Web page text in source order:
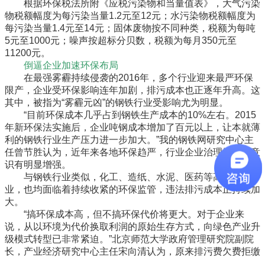
根据环保税法所附《应税污染物和当量值表》，大气污染
物税额幅度为每污染当量1.2元至12元；水污染物税额幅度为
每污染当量1.4元至14元；固体废物按不同种类，税额为每吨
5元至1000元；噪声按超标分贝数，税额为每月350元至
11200元。
倒逼企业加速环保布局
在最强雾霾持续侵袭的2016年，多个行业迎来最严环保
限产，企业受环保影响连年加剧，排污成本也正逐年升高。这
其中，被指为“雾霾元凶”的钢铁行业受影响尤为明显。
“目前环保成本几乎占到钢铁生产成本的10%左右。2015
年新环保法实施后，企业吨钢成本增加了百元以上，让本就薄
利的钢铁行业生产压力进一步加大。”我的钢铁网研究中心主
任曾节胜认为，近年来各地环保趋严，行业企业治理排污的意
识有明显增强。
与钢铁行业类似，化工、造纸、水泥、医药等高污染行
业，也均面临着持续收紧的环保监管，违法排污成本正持续加
大。
“搞环保成本高，但不搞环保代价将更大。对于企业来
说，从以环境为代价换取利润的原始生存方式，向绿色产业升
级模式转型已非常紧迫。”北京师范大学政府管理研究院副院
长，产业经济研究中心主任宋向清认为，原来排污费欠费拒缴